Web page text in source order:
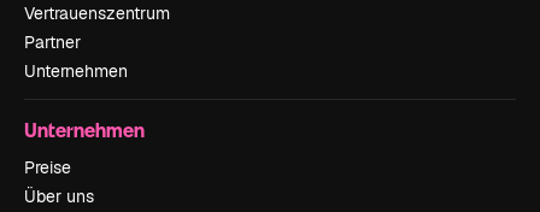
Vertrauenszentrum
Partner
Unternehmen
Unternehmen
Preise
Über uns